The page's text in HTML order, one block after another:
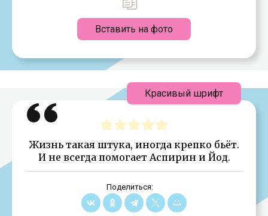
Вставить на фото
Жизнь такая штука, иногда крепко бьёт.
И не всегда помогает Аспирин и Йод.
Поделиться:
Красивый шрифт